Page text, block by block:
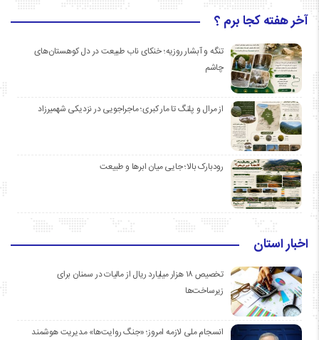
آخر هفته کجا برم ؟
تنگه و آبشار روزیه؛ خنکای ناب طبیعت در دل کوهستان‌های
چاشم
از مرال و پلنگ تا مار کبری؛ ماجراجویی در نزدیکی شهمیرزاد
رودبارک بالا؛ جایی میان ابرها و طبیعت
اخبار استان
تخصیص ۱۸ هزار میلیارد ریال از مالیات در سمنان برای
زیرساخت‌ها
انسجام ملی لازمه امروز؛ «جنگ روایت‌ها» مدیریت هوشمند